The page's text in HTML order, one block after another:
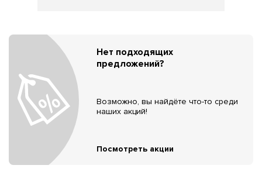
Нет подходящих
предложений?
Возможно, вы найдёте что-то среди
наших акций!
Посмотреть акции